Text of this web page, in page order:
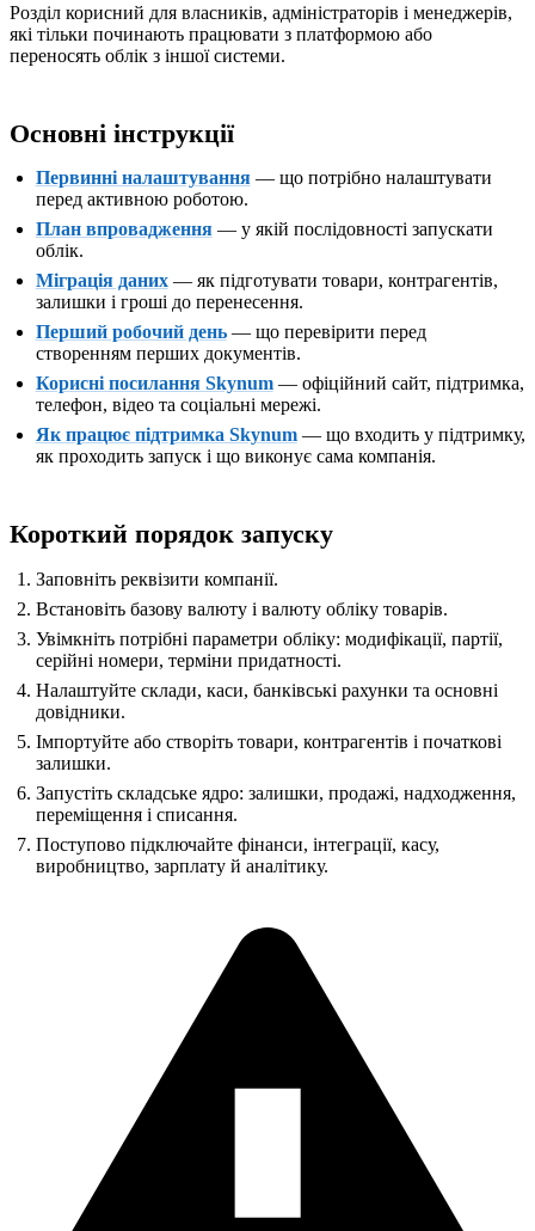
Розділ корисний для власників, адміністраторів і менеджерів,
які тільки починають працювати з платформою або
переносять облік з іншої системи.
Основні інструкції
Первинні налаштування— що потрібно налаштувати
перед активною роботою.
План впровадження— у якій послідовності запускати
облік.
Міграція даних— як підготувати товари, контрагентів,
залишки і гроші до перенесення.
Перший робочий день— що перевірити перед
створенням перших документів.
Корисні посилання Skynum— офіційний сайт, підтримка,
телефон, відео та соціальні мережі.
Як працює підтримка Skynum— що входить у підтримку,
як проходить запуск і що виконує сама компанія.
Короткий порядок запуску
Заповніть реквізити компанії.
Встановіть базову валюту і валюту обліку товарів.
Увімкніть потрібні параметри обліку: модифікації, партії,
серійні номери, терміни придатності.
Налаштуйте склади, каси, банківські рахунки та основні
довідники.
Імпортуйте або створіть товари, контрагентів і початкові
залишки.
Запустіть складське ядро: залишки, продажі, надходження,
переміщення і списання.
Поступово підключайте фінанси, інтеграції, касу,
виробництво, зарплату й аналітику.